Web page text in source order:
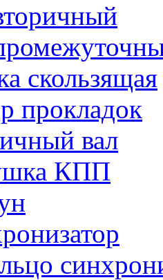
скользящая
прокладок
вал
КПП